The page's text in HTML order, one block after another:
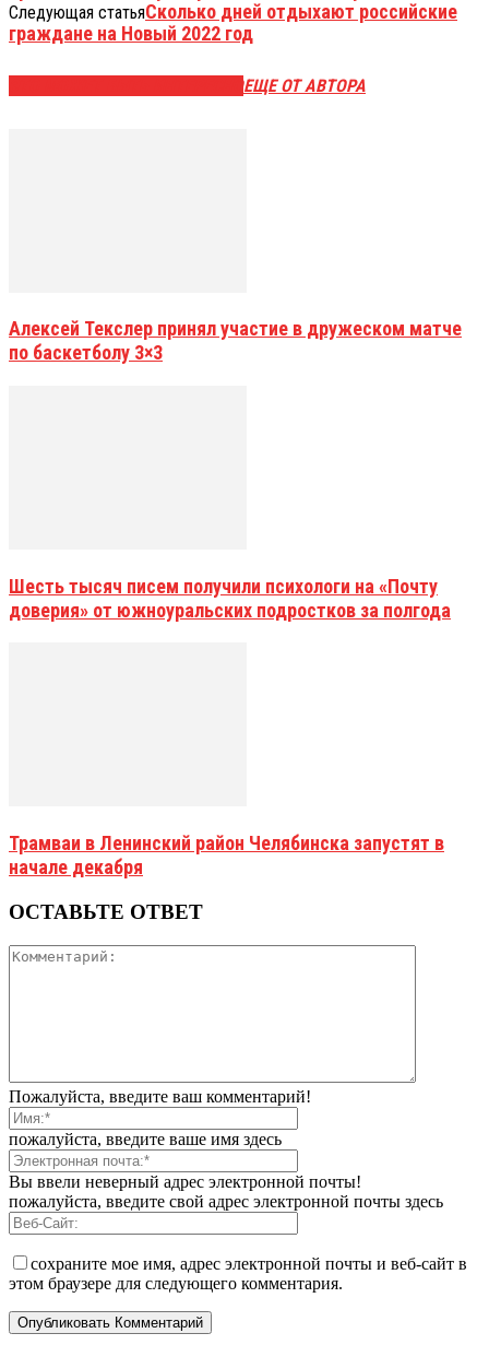
Следующая статьяСколько дней отдыхают российские
граждане на Новый 2022 год
ЕЩЕ ОТ АВТОРА
Алексей Текслер принял участие в дружеском матче
по баскетболу 3×3
Шесть тысяч писем получили психологи на «Почту
доверия» от южноуральских подростков за полгода
Трамваи в Ленинский район Челябинска запустят в
начале декабря
ОСТАВЬТЕ ОТВЕТ
Пожалуйста, введите ваш комментарий!
пожалуйста, введите ваше имя здесь
Вы ввели неверный адрес электронной почты!
пожалуйста, введите свой адрес электронной почты здесь
сохраните мое имя, адрес электронной почты и веб-сайт в
этом браузере для следующего комментария.